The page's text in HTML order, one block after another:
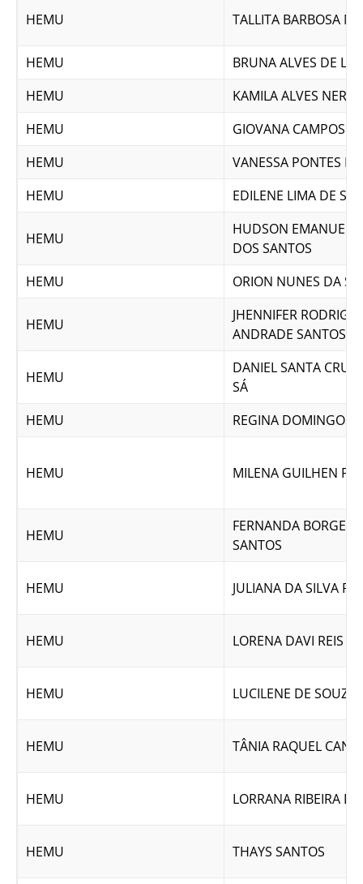
HEMU TALLITA BARBOSA
HEMU
BRUNA ALVES DE
HEMU
KAMILA ALVES NERY
HEMU
GIOVANA CAMPOS
HEMU
VANESSA PONTES
HEMU
EDILENE LIMA DE
HEMU
HUDSON EMANUEL
DOS SANTOS
HEMU
ORION NUNES DA
HEMU
JHENNIFER
ANDRADE SANTOS
HEMU
DANIEL SANTA CRUZ
SÁ
HEMU
REGINA DOMINGOS
HEMU MILENA GUILHEN
HEMU
FERNANDA BORGES
SANTOS
HEMU JULIANA DA SILVA
HEMU LORENA DAVI REIS
HEMU LUCILENE DE SOUZA
HEMU TÂNIA RAQUEL
HEMU LORRANA RIBEIRA
HEMU THAYS SANTOS